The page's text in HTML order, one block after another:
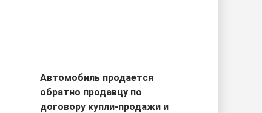
Автомобиль продается
обратно продавцу по
договору купли-продажи и